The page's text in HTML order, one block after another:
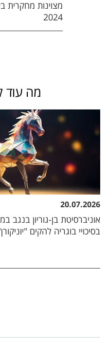
מצוינות מחקרית
2024
מה עוד
20.07.2026
אוניברסיטת בן-גוריון בנגב
בסיכויי בוגריה להקים